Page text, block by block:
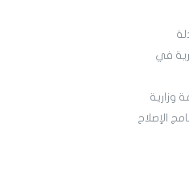
في
وزارية
الإصلاح